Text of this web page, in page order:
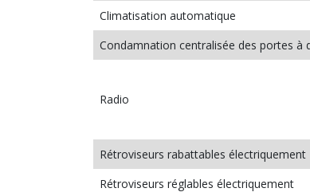
Climatisation automatique
Condamnation centralisée des portes à
Radio
Rétroviseurs rabattables électriquement
Rétroviseurs réglables électriquement